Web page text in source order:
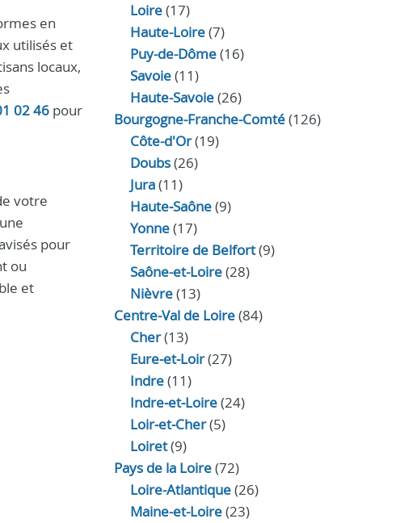
en
utilisés et
locaux,
02 46 pour
votre
pour
ou
et
Loire(17)
Haute-Loire(7)
Puy-de-Dôme(16)
Savoie(11)
Haute-Savoie(26)
Bourgogne-Franche-Comté(126)
Côte-d'Or(19)
Doubs(26)
Jura(11)
Haute‑Saône(9)
Yonne(17)
Territoire de Belfort(9)
Saône-et-Loire(28)
Nièvre(13)
Centre-Val de Loire(84)
Cher(13)
Eure‑et‑Loir(27)
Indre(11)
Indre‑et‑Loire(24)
Loir‑et‑Cher(5)
Loiret(9)
Pays de la Loire(72)
Loire-Atlantique(26)
Maine-et-Loire(23)